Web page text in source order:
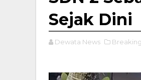
Sejak Dini
Dewata News